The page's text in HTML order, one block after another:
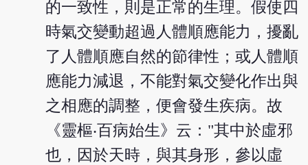
的一致性，則是正常的生理。假使四
時氣交變動超過人體順應能力，擾亂
了人體順應自然的節律性；或人體順
應能力減退，不能對氣交變化作出與
之相應的調整，便會發生疾病。故
《靈樞‧百病始生》云："其中於虛邪
也，因於天時，與其身形，參以虛